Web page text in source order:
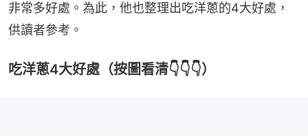
非常多好處。為此，他也整理出吃洋蔥的4大好處，
供讀者參考。
吃洋蔥4大好處（按圖看清👇👇👇）